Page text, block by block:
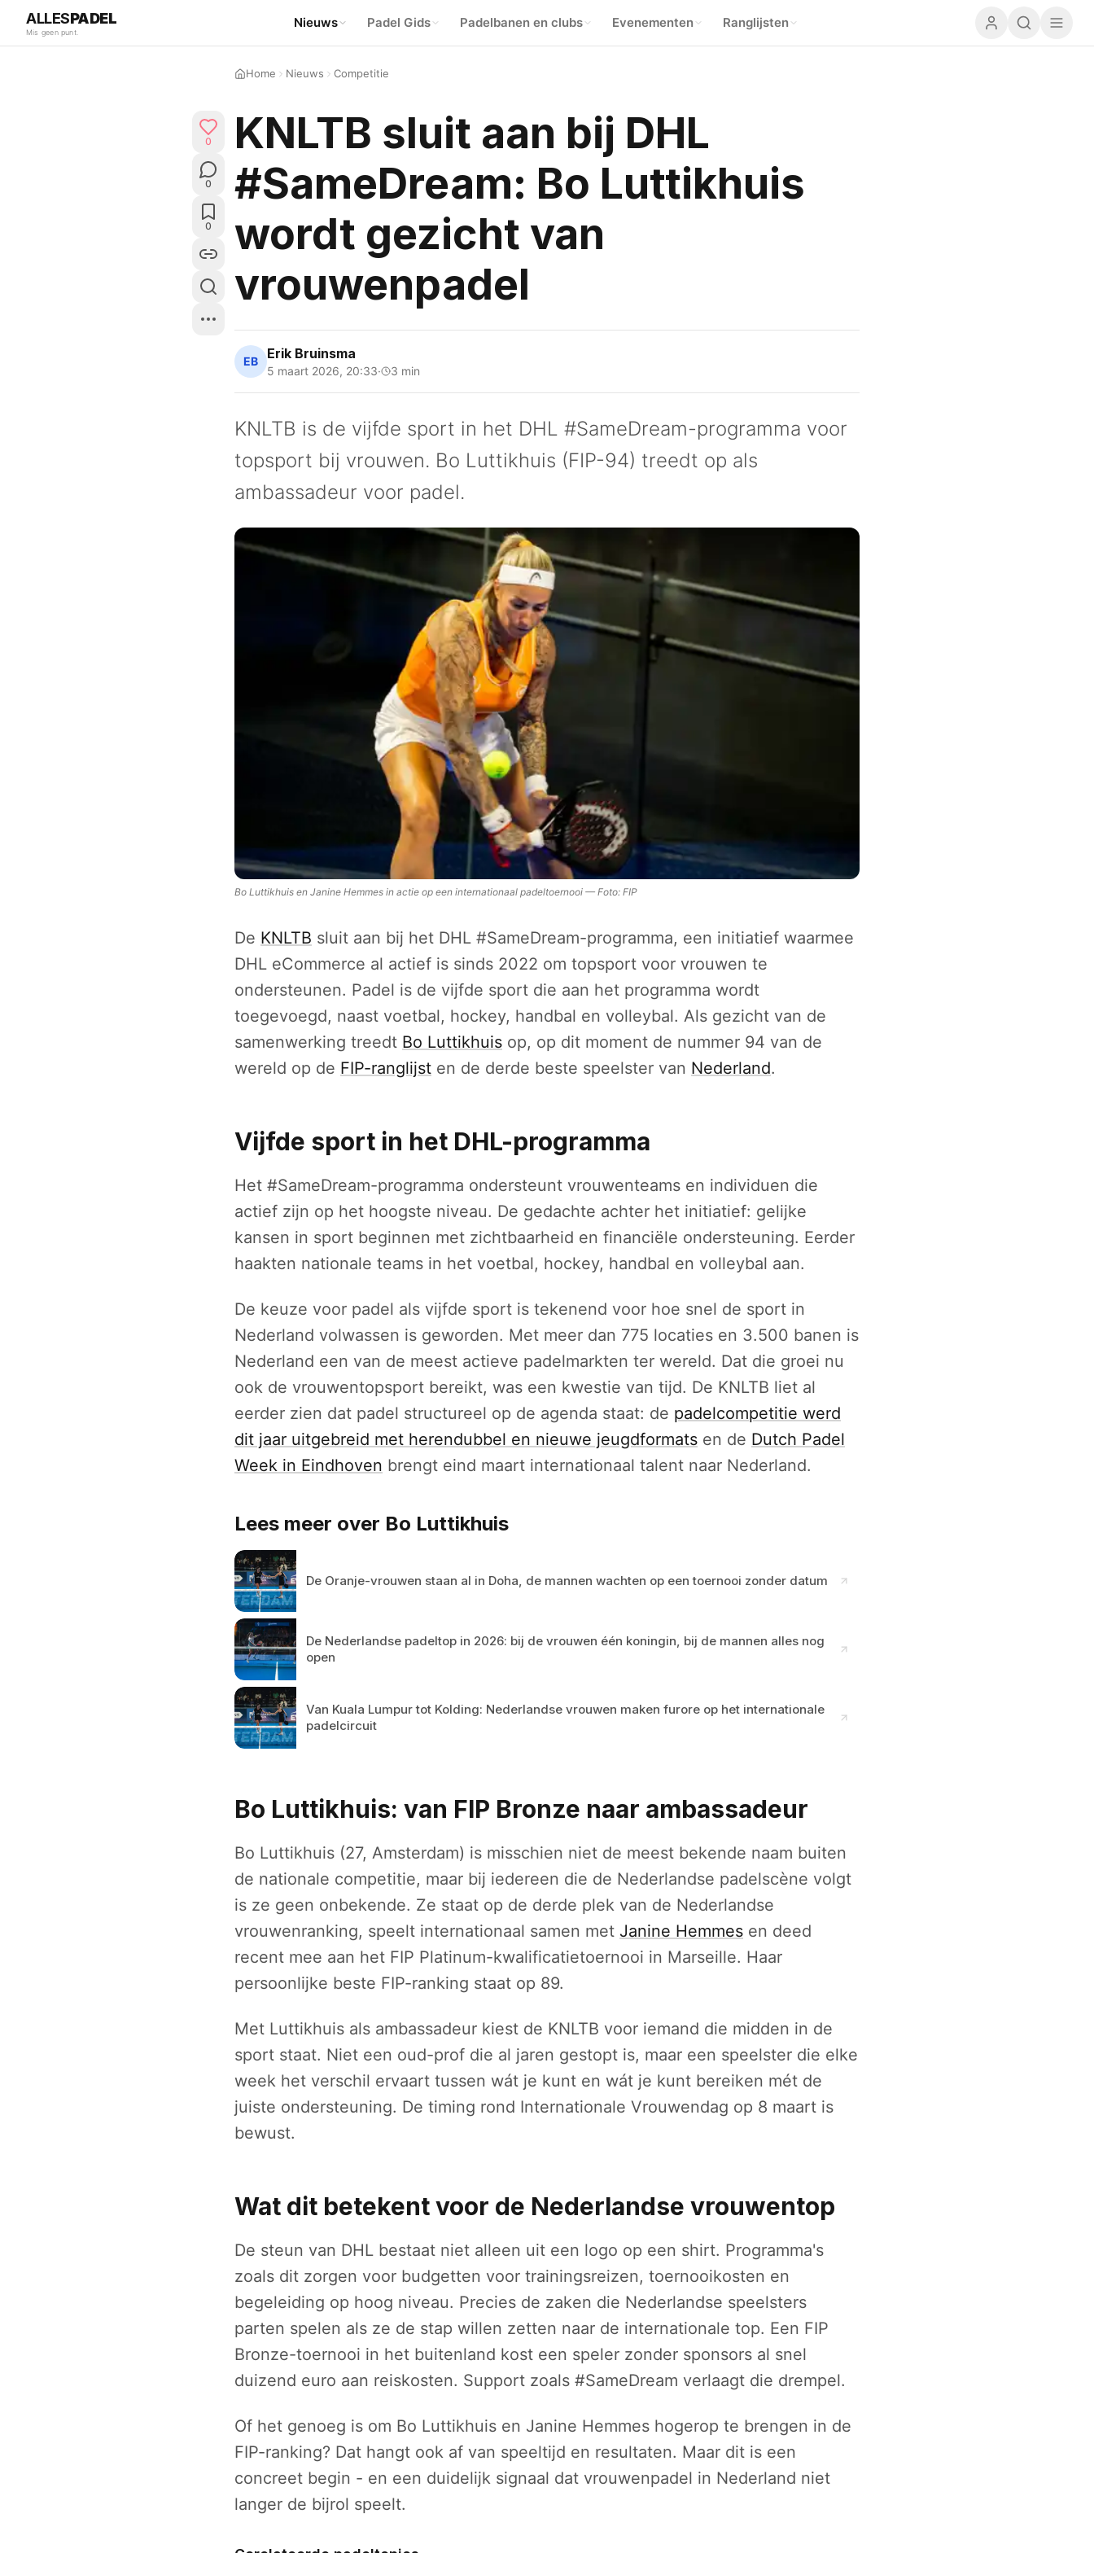
ALLESPADEL
Mis geen punt.
Nieuws Padel Gids Padelbanen en clubs Evenementen Ranglijsten
0
0
0
Home Nieuws Competitie
KNLTB sluit aan bij DHL
#SameDream: Bo Luttikhuis
wordt gezicht van
vrouwenpadel
EB Erik Bruinsma
5 maart 2026, 20:33· 3 min
KNLTB is de vijfde sport in het DHL #SameDream-programma voor
topsport bij vrouwen. Bo Luttikhuis (FIP-94) treedt op als
ambassadeur voor padel.
Bo Luttikhuis en Janine Hemmes in actie op een internationaal padeltoernooi — Foto: FIP
De KNLTB sluit aan bij het DHL #SameDream-programma, een initiatief waarmee
DHL eCommerce al actief is sinds 2022 om topsport voor vrouwen te
ondersteunen. Padel is de vijfde sport die aan het programma wordt
toegevoegd, naast voetbal, hockey, handbal en volleybal. Als gezicht van de
samenwerking treedt Bo Luttikhuis op, op dit moment de nummer 94 van de
wereld op de FIP-ranglijst en de derde beste speelster van Nederland.
Vijfde sport in het DHL-programma
Het #SameDream-programma ondersteunt vrouwenteams en individuen die
actief zijn op het hoogste niveau. De gedachte achter het initiatief: gelijke
kansen in sport beginnen met zichtbaarheid en financiële ondersteuning. Eerder
haakten nationale teams in het voetbal, hockey, handbal en volleybal aan.
De keuze voor padel als vijfde sport is tekenend voor hoe snel de sport in
Nederland volwassen is geworden. Met meer dan 775 locaties en 3.500 banen is
Nederland een van de meest actieve padelmarkten ter wereld. Dat die groei nu
ook de vrouwentopsport bereikt, was een kwestie van tijd. De KNLTB liet al
eerder zien dat padel structureel op de agenda staat: de padelcompetitie werd
dit jaar uitgebreid met herendubbel en nieuwe jeugdformats en de Dutch Padel
Week in Eindhoven brengt eind maart internationaal talent naar Nederland.
Lees meer over Bo Luttikhuis
De Oranje-vrouwen staan al in Doha, de mannen wachten op een toernooi zonder datum
De Nederlandse padeltop in 2026: bij de vrouwen één koningin, bij de mannen alles nog
open
Van Kuala Lumpur tot Kolding: Nederlandse vrouwen maken furore op het internationale
padelcircuit
Bo Luttikhuis: van FIP Bronze naar ambassadeur
Bo Luttikhuis (27, Amsterdam) is misschien niet de meest bekende naam buiten
de nationale competitie, maar bij iedereen die de Nederlandse padelscène volgt
is ze geen onbekende. Ze staat op de derde plek van de Nederlandse
vrouwenranking, speelt internationaal samen met Janine Hemmes en deed
recent mee aan het FIP Platinum-kwalificatietoernooi in Marseille. Haar
persoonlijke beste FIP-ranking staat op 89.
Met Luttikhuis als ambassadeur kiest de KNLTB voor iemand die midden in de
sport staat. Niet een oud-prof die al jaren gestopt is, maar een speelster die elke
week het verschil ervaart tussen wát je kunt en wát je kunt bereiken mét de
juiste ondersteuning. De timing rond Internationale Vrouwendag op 8 maart is
bewust.
Wat dit betekent voor de Nederlandse vrouwentop
De steun van DHL bestaat niet alleen uit een logo op een shirt. Programma's
zoals dit zorgen voor budgetten voor trainingsreizen, toernooikosten en
begeleiding op hoog niveau. Precies de zaken die Nederlandse speelsters
parten spelen als ze de stap willen zetten naar de internationale top. Een FIP
Bronze-toernooi in het buitenland kost een speler zonder sponsors al snel
duizend euro aan reiskosten. Support zoals #SameDream verlaagt die drempel.
Of het genoeg is om Bo Luttikhuis en Janine Hemmes hogerop te brengen in de
FIP-ranking? Dat hangt ook af van speeltijd en resultaten. Maar dit is een
concreet begin - en een duidelijk signaal dat vrouwenpadel in Nederland niet
langer de bijrol speelt.